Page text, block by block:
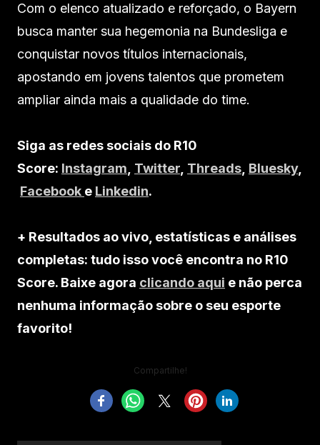
Com o elenco atualizado e reforçado, o Bayern
busca manter sua hegemonia na Bundesliga e
conquistar novos títulos internacionais,
apostando em jovens talentos que prometem
ampliar ainda mais a qualidade do time.
Siga as redes sociais do R10
Score: Instagram, Twitter, Threads, Bluesky,
Facebook e Linkedin.
+ Resultados ao vivo, estatísticas e análises
completas: tudo isso você encontra no R10
Score. Baixe agora clicando aqui e não perca
nenhuma informação sobre o seu esporte
favorito!
Compartilhe!